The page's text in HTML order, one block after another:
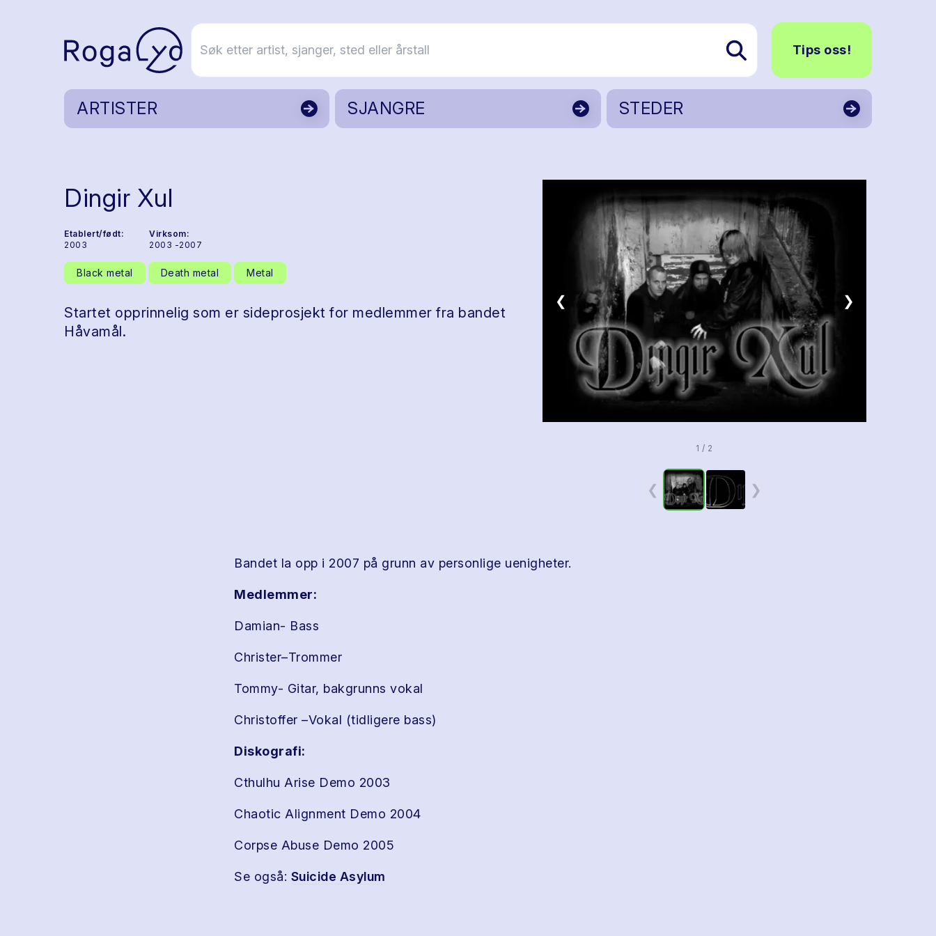
Tips oss!
ARTISTER SJANGRE STEDER
Dingir Xul
Etablert/født:
2003
Virksom:
2003 -2007
Black metal Death metal Metal
Startet opprinnelig som er sideprosjekt for medlemmer fra bandet
Håvamål.
❮ ❯
1 / 2
❮ ❯
Bandet la opp i 2007 på grunn av personlige uenigheter.
Medlemmer:
Damian- Bass
Christer–Trommer
Tommy- Gitar, bakgrunns vokal
Christoffer –Vokal (tidligere bass)
Diskografi:
Cthulhu Arise Demo 2003
Chaotic Alignment Demo 2004
Corpse Abuse Demo 2005
Se også: Suicide Asylum